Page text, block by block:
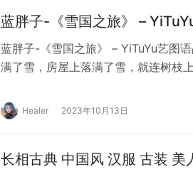
蓝胖子-《雪国之旅》 –
蓝胖子-《雪国之旅》 – YiTuYu艺图
满了雪，房屋上落满了雪，就连树枝
Healer 2023年10月13日
长相古典 中国风 汉服 古装 美